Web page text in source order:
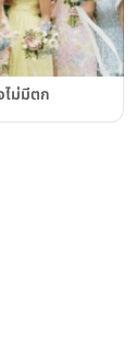
ไม่มีตก